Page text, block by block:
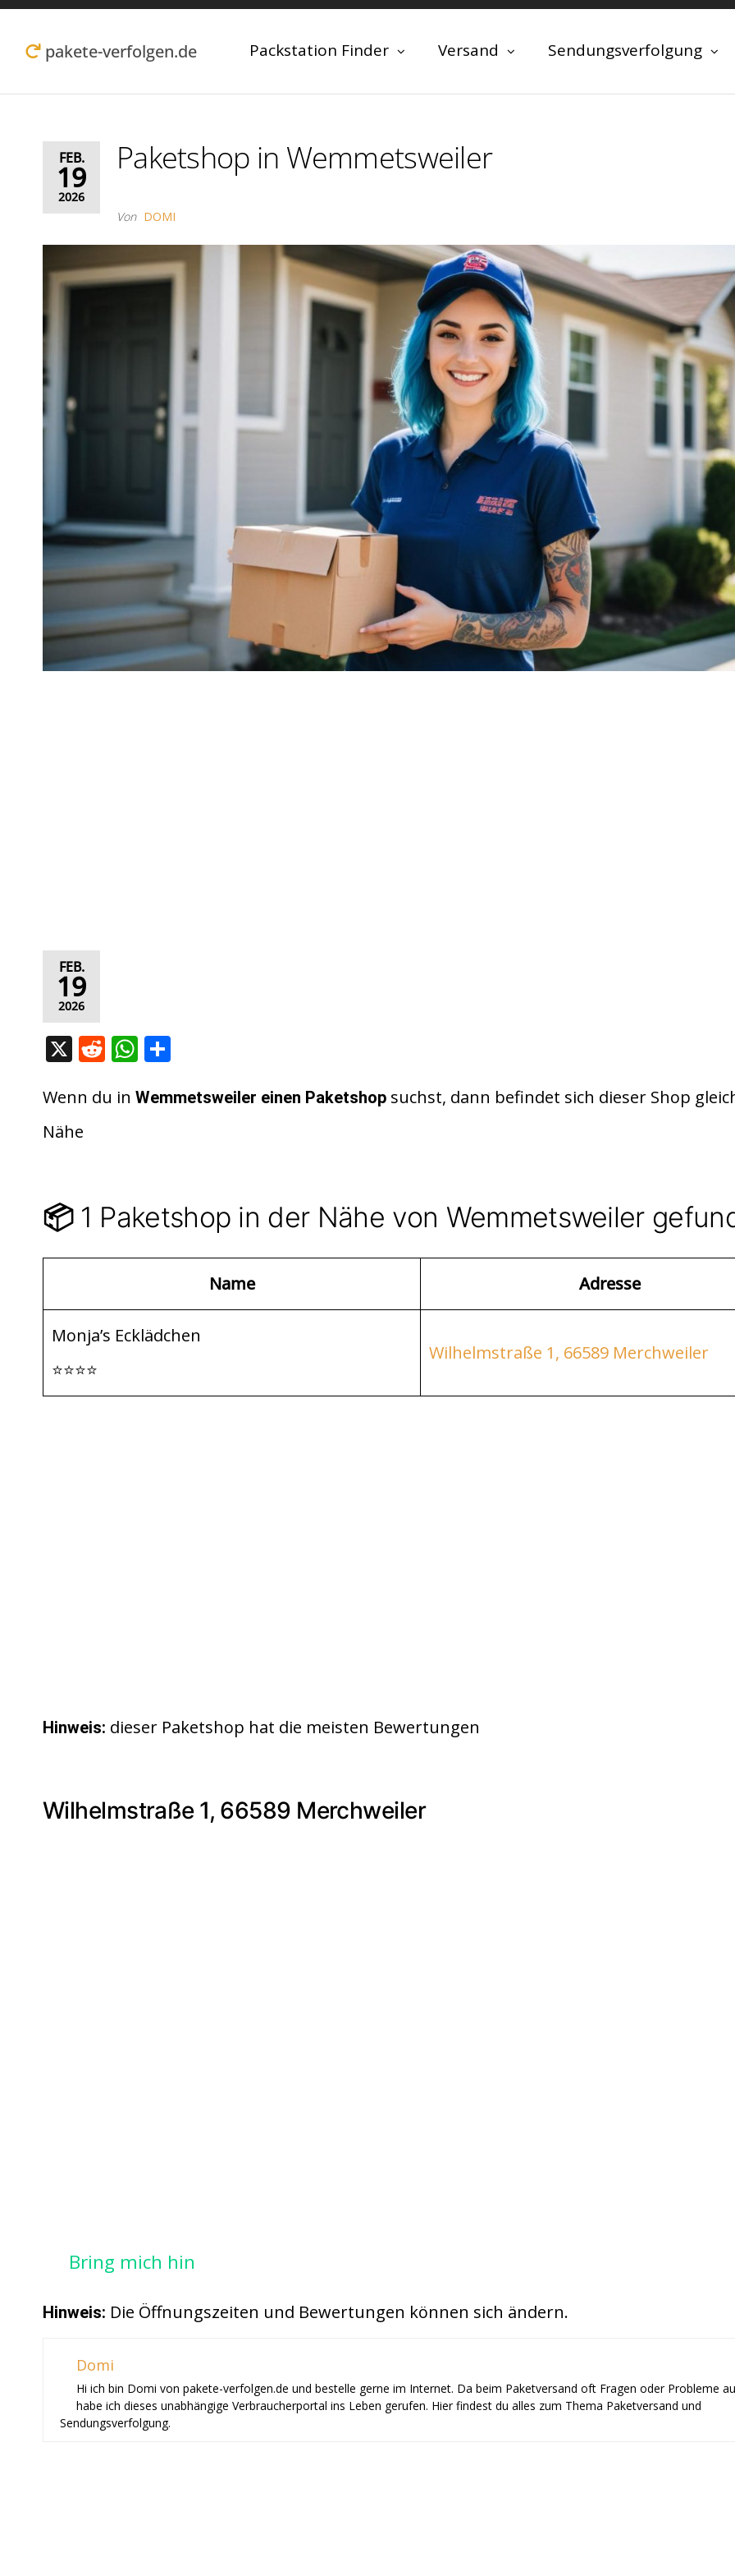
Zum
Inhalt pakete-verfolgen.de Packstation Finder Versand Sendungsverfolgung
FEB.
19
2026
Paketshop in Wemmetsweiler
Von DOMI
FEB.
19
2026
X R
d
W
at
p
le
Wenn du in Wemmetsweiler einen Paketshop suchst, dann befindet sich dieser Shop
Nähe
📦1 Paketshop in der Nähe von Wemmetsweiler
Name Adresse
Monja’s Ecklädchen
⭐⭐⭐⭐
Wilhelmstraße 1, 66589 Merchweiler
Hinweis: dieser Paketshop hat die meisten Bewertungen
Wilhelmstraße 1, 66589 Merchweiler
Bring mich hin
Hinweis: Die Öffnungszeiten und Bewertungen können sich ändern.
Domi
Hi ich bin Domi von pakete-verfolgen.de und bestelle gerne im Internet. Da beim Paketversand oft Fragen oder Probleme
habe ich dieses unabhängige Verbraucherportal ins Leben gerufen. Hier findest du alles zum Thema Paketversand und
Sendungsverfolgung.